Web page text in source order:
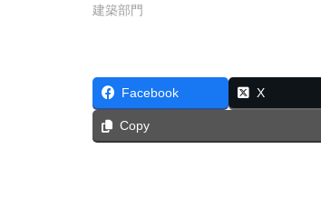
建築部門
Facebook X
Copy